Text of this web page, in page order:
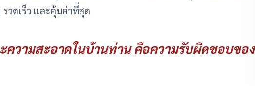
วดเร็ว และคุ้มค่าที่สุด
ความสะอาดในบ้านท่าน คือความรับผิดชอบของ